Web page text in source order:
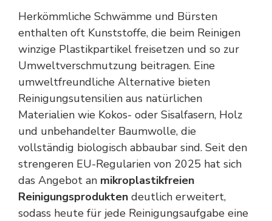
Herkömmliche Schwämme und Bürsten
enthalten oft Kunststoffe, die beim Reinigen
winzige Plastikpartikel freisetzen und so zur
Umweltverschmutzung beitragen. Eine
umweltfreundliche Alternative bieten
Reinigungsutensilien aus natürlichen
Materialien wie Kokos- oder Sisalfasern, Holz
und unbehandelter Baumwolle, die
vollständig biologisch abbaubar sind. Seit den
strengeren EU-Regularien von 2025 hat sich
das Angebot an mikroplastikfreien
Reinigungsprodukten deutlich erweitert,
sodass heute für jede Reinigungsaufgabe eine